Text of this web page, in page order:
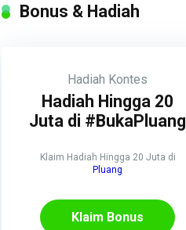
Bonus & Hadiah
Hadiah Kontes
Hadiah Hingga 20
Juta di #BukaPluang
Klaim Hadiah Hingga 20 Juta di
Pluang
Klaim Bonus